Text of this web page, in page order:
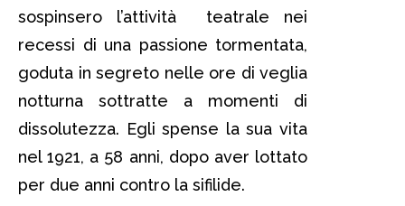
sospinsero l’attività teatrale nei
recessi di una passione tormentata,
goduta in segreto nelle ore di veglia
notturna sottratte a momenti di
dissolutezza. Egli spense la sua vita
nel 1921, a 58 anni, dopo aver lottato
per due anni contro la sifilide.